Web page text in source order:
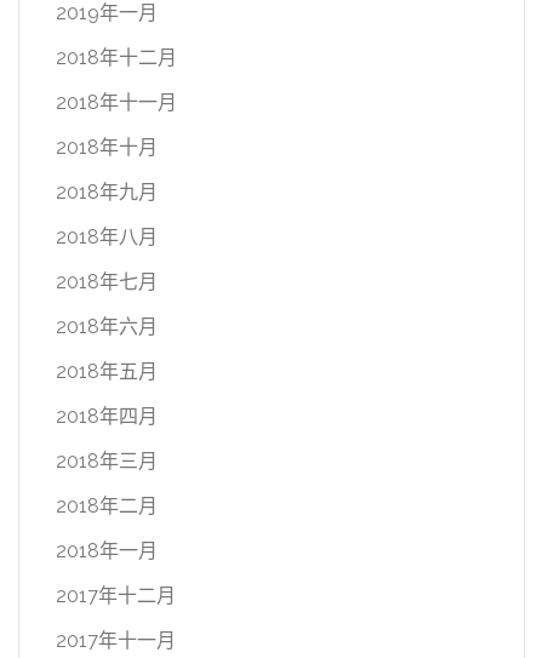
2019年一月
2018年十二月
2018年十一月
2018年十月
2018年九月
2018年八月
2018年七月
2018年六月
2018年五月
2018年四月
2018年三月
2018年二月
2018年一月
2017年十二月
2017年十一月